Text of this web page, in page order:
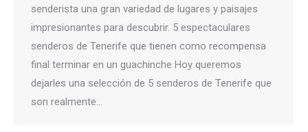
senderista una gran variedad de lugares y paisajes
impresionantes para descubrir. 5 espectaculares
senderos de Tenerife que tienen como recompensa
final terminar en un guachinche Hoy queremos
dejarles una selección de 5 senderos de Tenerife que
son realmente…